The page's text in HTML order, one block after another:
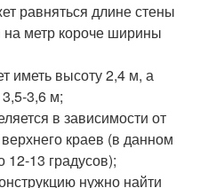
равняться длине стены
на метр короче ширины
иметь высоту 2,4 м, а
3,6 м;
в зависимости от
краев (в данном
12-13 градусов);
нужно найти